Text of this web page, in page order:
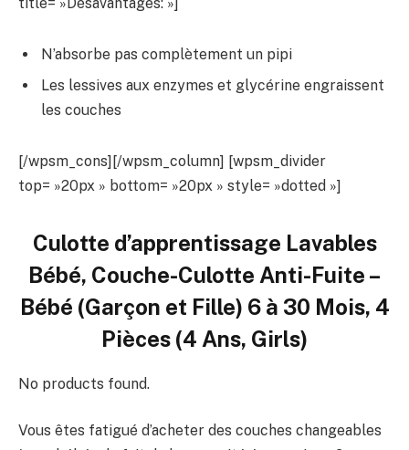
N’absorbe pas complètement un pipi
Les lessives aux enzymes et glycérine engraissent
les couches
[/wpsm_cons][/wpsm_column] [wpsm_divider
top= »20px » bottom= »20px » style= »dotted »]
Culotte d’apprentissage Lavables
Bébé, Couche-Culotte Anti-Fuite –
Bébé (Garçon et Fille) 6 à 30 Mois, 4
Pièces (4 Ans, Girls)
No products found.
Vous êtes fatigué d’acheter des couches changeables